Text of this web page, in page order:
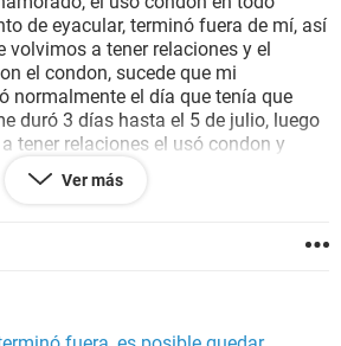
de eyacular, terminó fuera de mí, así
volvimos a tener relaciones y el
el condon, sucede que mi
normalmente el día que tenía que
duró 3 días hasta el 5 de julio, luego
tener relaciones el usó condon y
siempre comprobamos cada
sexual que este no esté dañado o
verificamos la fecha del condon
es, puedo estar embarazada aún si
abdominales y pinchazos en el
con mucho sueño, no me dan
Ver más